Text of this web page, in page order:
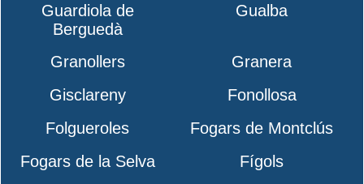
Guardiola de
Berguedà
Gualba
Granollers
Granera
Gisclareny
Fonollosa
Folgueroles
Fogars de Montclús
Fogars de la Selva
Fígols